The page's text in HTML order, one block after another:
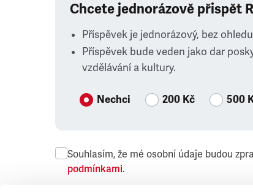
Chcete jednorázově přispět
Příspěvek je jednorázový, bez
Příspěvek bude veden jako dar
vzdělávání a kultury.
Nechci 200 Kč 500
Souhlasím, že mé osobní údaje budou
podmínkami.